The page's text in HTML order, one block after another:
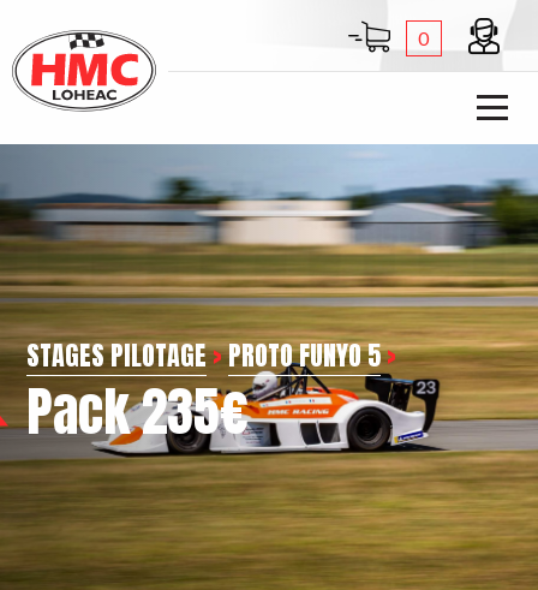
0
STAGES PILOTAGE>PROTO FUNYO 5>
Pack 235€